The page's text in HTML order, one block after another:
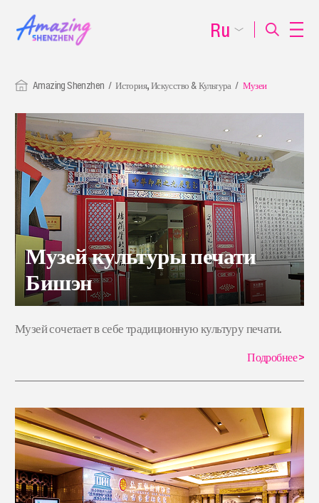
Amazing Shenzhen История, Искусство & Культура Музеи
Музей культуры печати
Бишэн
Музей сочетает в себе традиционную культуру печати.
Подробнее>
Ru